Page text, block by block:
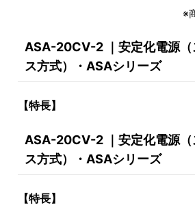
※
ASA-20CV-2 ｜安定化電源（
ス方式）・ASAシリーズ
【特長】
ASA-20CV-2 ｜安定化電源（
ス方式）・ASAシリーズ
【特長】